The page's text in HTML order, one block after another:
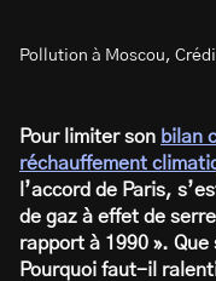
Pollution à Moscou,
Pour limiter son bilan
réchauffement
l’accord de Paris,
de gaz à effet de
rapport à 1990 ».
Pourquoi faut-il
S’abonner à la